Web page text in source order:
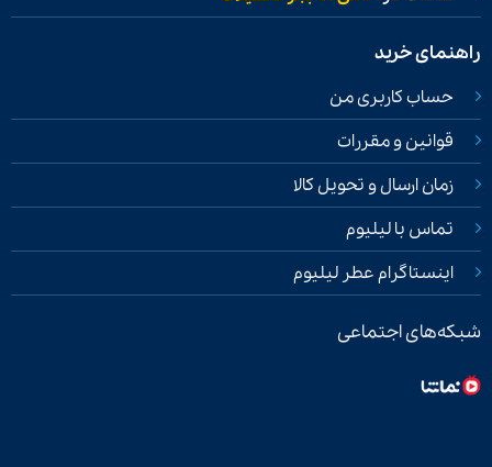
راهنمای خرید
حساب کاربری من
قوانین و مقررات
زمان ارسال و تحویل کالا
تماس با لیلیوم
اینستاگرام عطر لیلیوم
شبکه‌های اجتماعی